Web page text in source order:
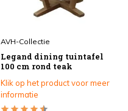
AVH-Collectie
Legand dining tuintafel
100 cm rond teak
Klik op het product voor meer
informatie